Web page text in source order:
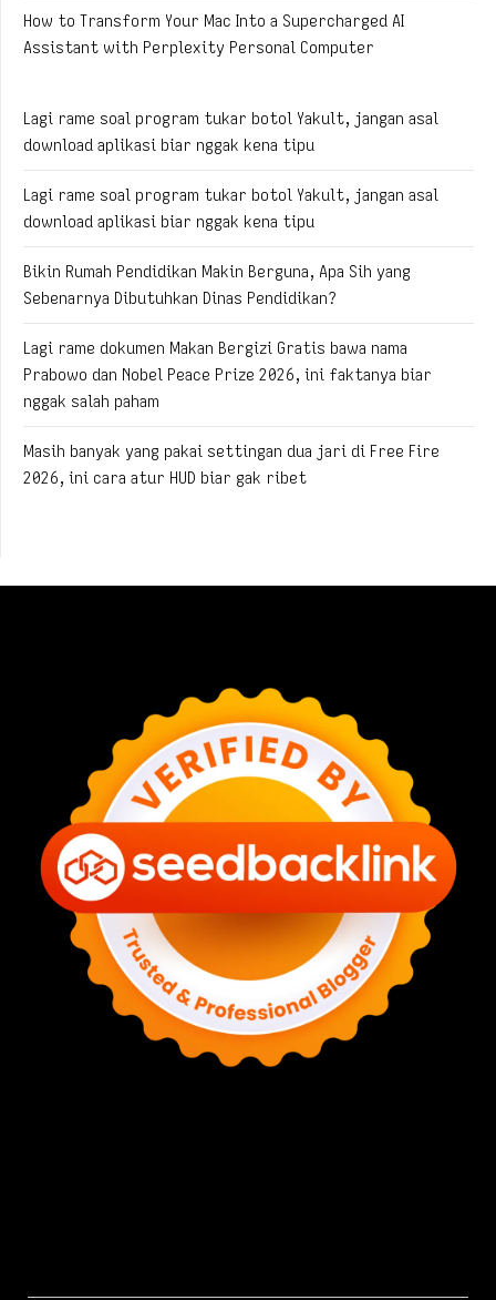
How to Transform Your Mac Into a Supercharged AI
Assistant with Perplexity Personal Computer
Lagi rame soal program tukar botol Yakult, jangan asal
download aplikasi biar nggak kena tipu
Lagi rame soal program tukar botol Yakult, jangan asal
download aplikasi biar nggak kena tipu
Bikin Rumah Pendidikan Makin Berguna, Apa Sih yang
Sebenarnya Dibutuhkan Dinas Pendidikan?
Lagi rame dokumen Makan Bergizi Gratis bawa nama
Prabowo dan Nobel Peace Prize 2026, ini faktanya biar
nggak salah paham
Masih banyak yang pakai settingan dua jari di Free Fire
2026, ini cara atur HUD biar gak ribet